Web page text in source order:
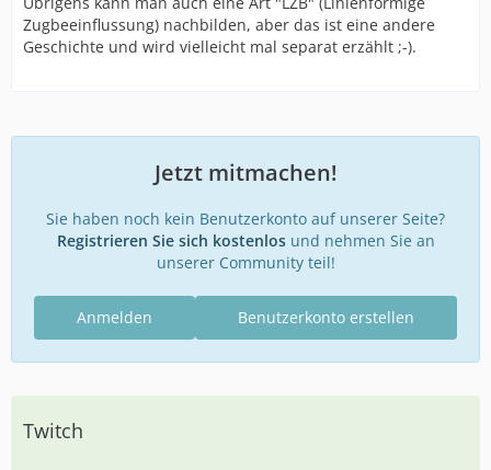
Zugbeeinflussung) nachbilden, aber das ist eine andere
Geschichte und wird vielleicht mal separat erzählt ;-).
Jetzt mitmachen!
Sie haben noch kein Benutzerkonto auf unserer Seite?
Registrieren Sie sich kostenlosund nehmen Sie an
unserer Community teil!
Benutzerkonto erstellen
Anmelden
Twitch